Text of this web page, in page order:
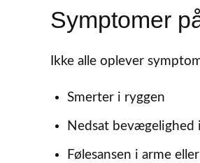
Symptomer
Ikke alle oplever
Smerter i ryggen
Nedsat bevægelighed
Følesansen i arme